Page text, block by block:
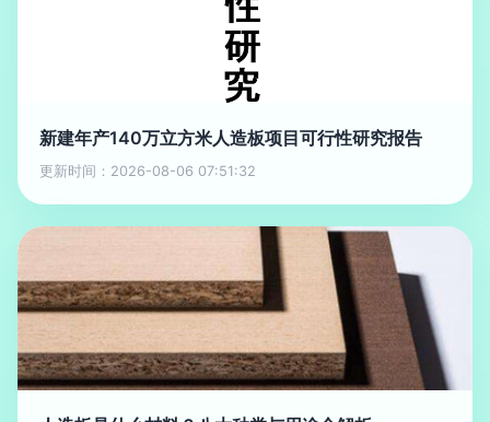
新建年产140万立方米人造板项目可行性研究报告
更新时间：2026-08-06 07:51:32